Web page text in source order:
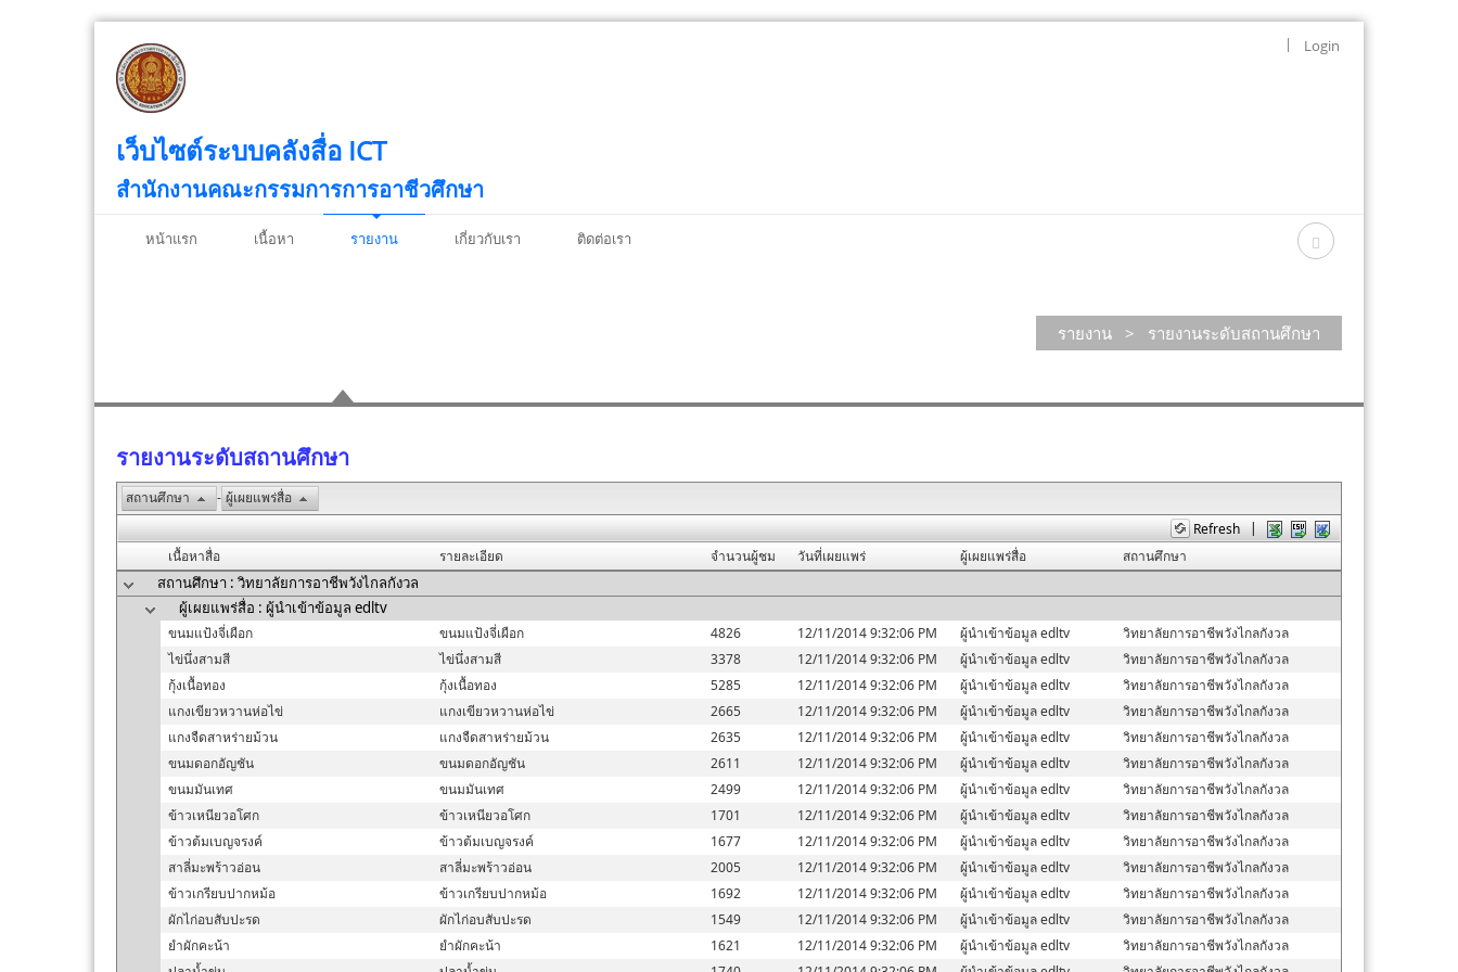
เว็บไซต์ระบบคลังสื่อ ICT
สำนักงานคณะกรรมการการอาชีวศึกษา
| Login
หน้าแรก เนื้อหา รายงาน เกี่ยวกับเรา ติดต่อเรา
รายงาน > รายงานระดับสถานศึกษา
รายงานระดับสถานศึกษา
สถานศึกษา - ผู้เผยแพร่สื่อ
Refresh |
เนื้อหาสื่อ
รายละเอียด จำนวนผู้ชม วันที่เผยแพร่ ผู้เผยแพร่สื่อ สถานศึกษา
สถานศึกษา : วิทยาลัยการอาชีพวังไกลกังวล
ผู้เผยแพร่สื่อ : ผู้นำเข้าข้อมูล edltv
ขนมแป้งจี่เผือก ขนมแป้งจี่เผือก 4826 12/11/2014 9:32:06 PM ผู้นำเข้าข้อมูล edltv
วิทยาลัยการอาชีพวังไกลกังวล
ไข่นึ่งสามสี
ไข่นึ่งสามสี 3378 12/11/2014 9:32:06 PM ผู้นำเข้าข้อมูล edltv
วิทยาลัยการอาชีพวังไกลกังวล
กุ้งเนื้อทอง
กุ้งเนื้อทอง 5285 12/11/2014 9:32:06 PM ผู้นำเข้าข้อมูล edltv
วิทยาลัยการอาชีพวังไกลกังวล
แกงเขียวหวานห่อไข่
แกงเขียวหวานห่อไข่ 2665 12/11/2014 9:32:06 PM ผู้นำเข้าข้อมูล edltv
วิทยาลัยการอาชีพวังไกลกังวล
แกงจืดสาหร่ายม้วน
แกงจืดสาหร่ายม้วน 2635 12/11/2014 9:32:06 PM ผู้นำเข้าข้อมูล edltv
วิทยาลัยการอาชีพวังไกลกังวล
ขนมดอกอัญชัน
ขนมดอกอัญชัน 2611 12/11/2014 9:32:06 PM ผู้นำเข้าข้อมูล edltv
วิทยาลัยการอาชีพวังไกลกังวล
ขนมมันเทศ
ขนมมันเทศ 2499 12/11/2014 9:32:06 PM ผู้นำเข้าข้อมูล edltv
วิทยาลัยการอาชีพวังไกลกังวล
ข้าวเหนียวอโศก
ข้าวเหนียวอโศก 1701 12/11/2014 9:32:06 PM ผู้นำเข้าข้อมูล edltv
วิทยาลัยการอาชีพวังไกลกังวล
ข้าวต้มเบญจรงค์
ข้าวต้มเบญจรงค์ 1677 12/11/2014 9:32:06 PM ผู้นำเข้าข้อมูล edltv
วิทยาลัยการอาชีพวังไกลกังวล
สาลี่มะพร้าวอ่อน
สาลี่มะพร้าวอ่อน 2005 12/11/2014 9:32:06 PM ผู้นำเข้าข้อมูล edltv
วิทยาลัยการอาชีพวังไกลกังวล
ข้าวเกรียบปากหม้อ
ข้าวเกรียบปากหม้อ 1692 12/11/2014 9:32:06 PM ผู้นำเข้าข้อมูล edltv
วิทยาลัยการอาชีพวังไกลกังวล
ผักไก่อบสับปะรด
ผักไก่อบสับปะรด 1549 12/11/2014 9:32:06 PM ผู้นำเข้าข้อมูล edltv
วิทยาลัยการอาชีพวังไกลกังวล
ยำผักคะน้า
ยำผักคะน้า 1621 12/11/2014 9:32:06 PM ผู้นำเข้าข้อมูล edltv
วิทยาลัยการอาชีพวังไกลกังวล